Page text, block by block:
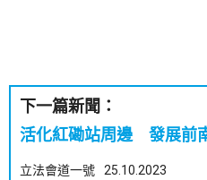
下一篇新聞：
活化紅磡站周邊 發展前
立法會道一號 25.10.2023